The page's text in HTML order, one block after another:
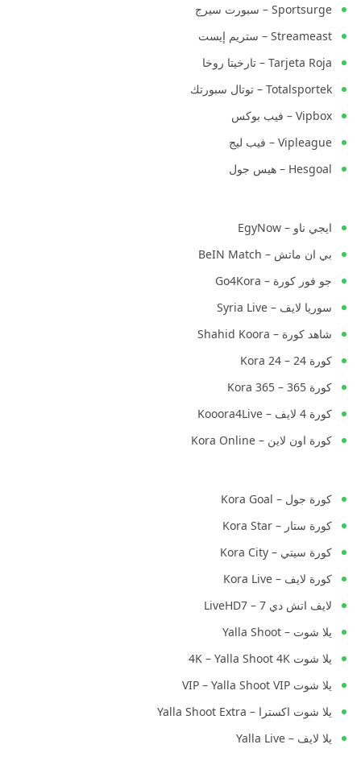
Sportsurge – سبورت سيرج
Streameast – ستريم إيست
Tarjeta Roja – تارخيتا روخا
Totalsportek – توتال سبورتك
Vipbox – فيب بوكس
Vipleague – فيب ليج
Hesgoal – هيس جول
ايجي ناو – EgyNow
بي ان ماتش – BeIN Match
جو فور كورة – Go4Kora
سوريا لايف – Syria Live
شاهد كورة – Shahid Koora
كورة 24 – Kora 24
كورة 365 – Kora 365
كورة 4 لايف – Kooora4Live
كورة اون لاين – Kora Online
كورة جول – Kora Goal
كورة ستار – Kora Star
كورة سيتي – Kora City
كورة لايف – Kora Live
لايف اتش دي 7 – LiveHD7
يلا شوت – Yalla Shoot
يلا شوت 4K – Yalla Shoot 4K
يلا شوت VIP – Yalla Shoot VIP
يلا شوت اكسترا – Yalla Shoot Extra
يلا لايف – Yalla Live